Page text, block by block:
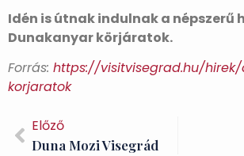
Idén is útnak indulnak a népszerű
Dunakanyar körjáratok.
Forrás: https://visitvisegrad.hu/
korjaratok
Előző
Duna Mozi Visegrád